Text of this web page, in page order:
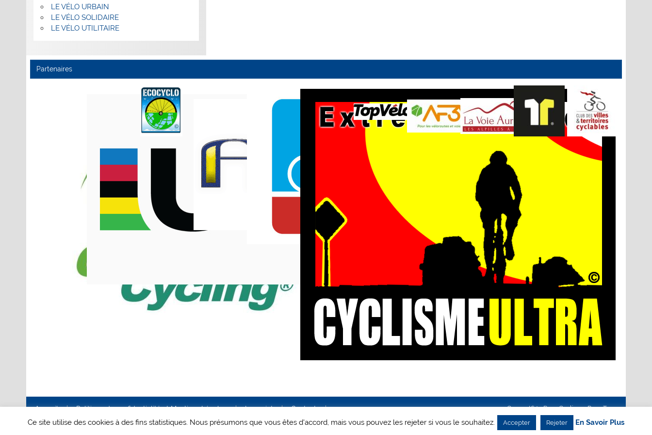
LE VÉLO URBAIN
LE VÉLO SOLIDAIRE
LE VÉLO UTILITAIRE
Partenaires
Accueil Politique de confidentialité et Mentions Légales Le projet Contact Creanet64- Pour Cyclisme Pour Tous
Ce site utilise des cookies à des fins statistiques. Nous présumons que vous êtes d'accord, mais vous pouvez les rejeter si vous le souhaitez. Accepter Rejeter En Savoir Plus